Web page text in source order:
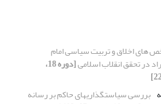
های اخلاق و تربیت سیاسی امام
در تحقق انقلاب اسلامی [دوره 18،
بررسی سیاستگذاری‏های حاکم بر رسانه